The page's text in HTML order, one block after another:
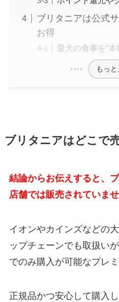
ブリタニアは公式
お得
愛犬の食事を“本
もっと
ブリタニアはどこで
結論からお伝えすると、
店舗では販売されていませ
イオンやカインズなどの
ップチェーンでも取扱い
でのみ購入が可能なプレ
正規品かつ安心して購入